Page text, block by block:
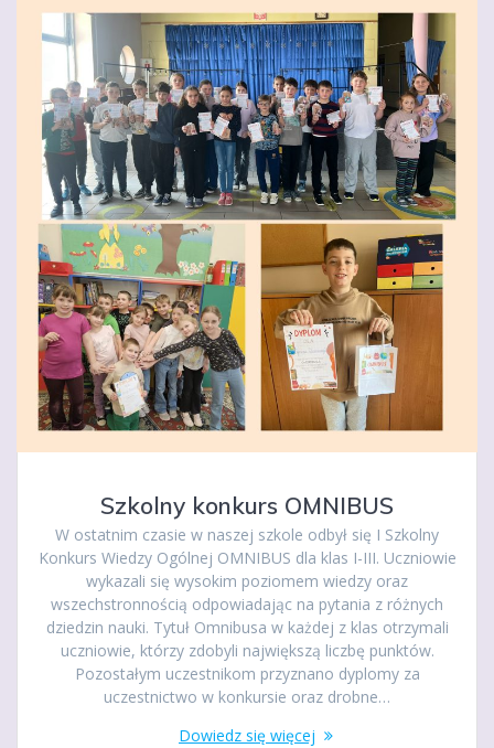
Szkolny konkurs OMNIBUS
W ostatnim czasie w naszej szkole odbył się I Szkolny
Konkurs Wiedzy Ogólnej OMNIBUS dla klas I-III. Uczniowie
wykazali się wysokim poziomem wiedzy oraz
wszechstronnością odpowiadając na pytania z różnych
dziedzin nauki. Tytuł Omnibusa w każdej z klas otrzymali
uczniowie, którzy zdobyli największą liczbę punktów.
Pozostałym uczestnikom przyznano dyplomy za
uczestnictwo w konkursie oraz drobne…
Dowiedz się więcej